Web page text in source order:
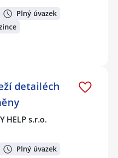
Plný úvazek
detailéch
HELP s.r.o.
Plný úvazek